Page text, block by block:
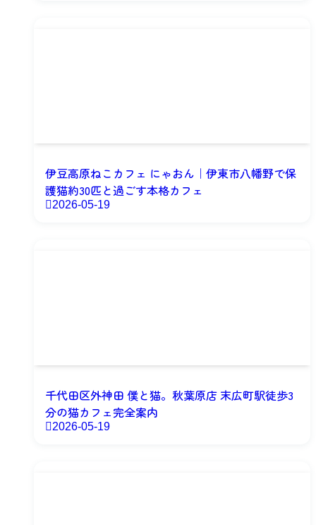
伊豆高原ねこカフェ にゃおん｜伊東市八幡野で保
護猫約30匹と過ごす本格カフェ
2026-05-19
千代田区外神田 僕と猫。秋葉原店 末広町駅徒歩3
分の猫カフェ完全案内
2026-05-19